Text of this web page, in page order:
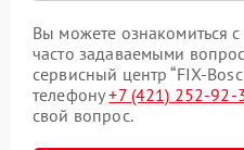
Вы можете ознакомиться
часто задаваемыми
сервисный центр “FIX-
телефону+7 (421) 252-92-
свой вопрос.